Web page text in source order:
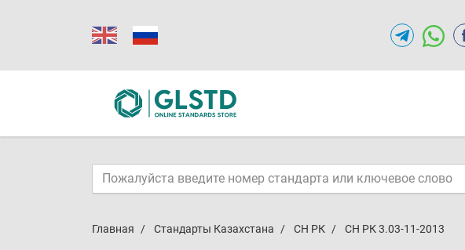
Главная Стандарты Казахстана СН РК СН РК 3.03-11-2013